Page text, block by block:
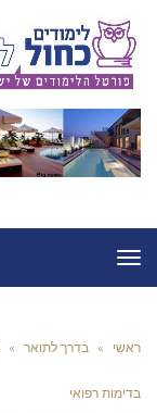
תפריט
ראשי » בדרך לתואר »
בדימות רפואי